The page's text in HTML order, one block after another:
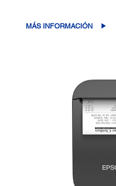
MÁS INFORMACIÓN